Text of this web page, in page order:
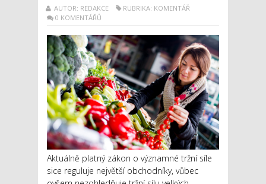
AUTOR: REDAKCE
RUBRIKA: KOMENTÁŘ
0 KOMENTÁŘŮ
Aktuálně platný zákon o významné tržní síle
sice reguluje největší obchodníky, vůbec